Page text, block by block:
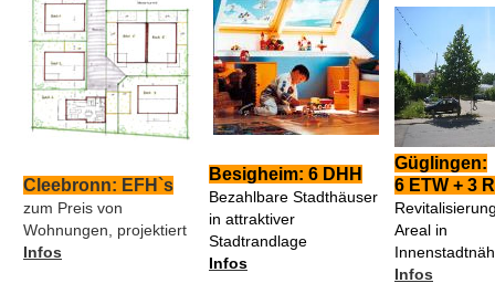
Cleebronn: EFH`s
zum Preis von
Wohnungen, projektiert
Infos
Besigheim: 6 DHH
Bezahlbare Stadthäuser
in attraktiver
Stadtrandlage
Infos
Güglingen:
6 ETW + 3
Areal in
Infos